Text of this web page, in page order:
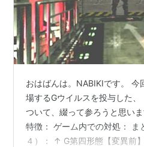
おはばんは。NABIKIです。 今
場するGウイルスを投与した
ついて、綴って参ろうと思い
特徴： ゲーム内での対処： ま
４）： ↑ G第四形態【変異前